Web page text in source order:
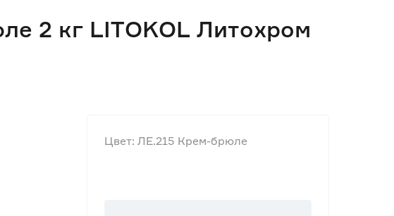
2 кг LITOKOL Литохром
Цвет: ЛЕ.215 Крем-брюле